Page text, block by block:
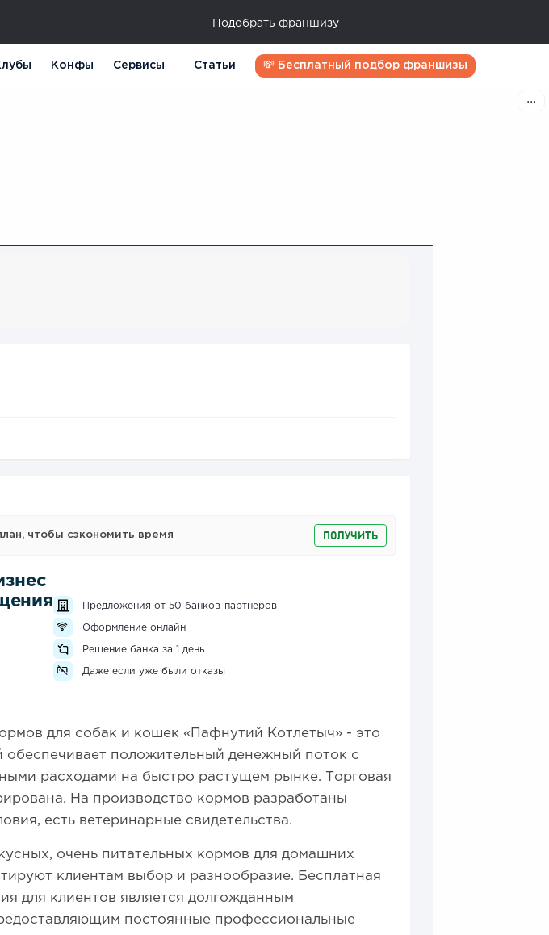
Подобрать франшизу
Конфы Сервисы Статьи 💸 Бесплатный подбор франшизы
чтобы сэкономить время ПОЛУЧИТЬ
Предложения от 50 банков-партнеров
Оформление онлайн
Решение банка за 1 день
Даже если уже были отказы
для собак и кошек «Пафнутий Котлетыч» - это
обеспечивает положительный денежный поток с
расходами на быстро растущем рынке. Торговая
На производство кормов разработаны
есть ветеринарные свидетельства.
очень питательных кормов для домашних
клиентам выбор и разнообразие. Бесплатная
для клиентов является долгожданным
постоянные профессиональные